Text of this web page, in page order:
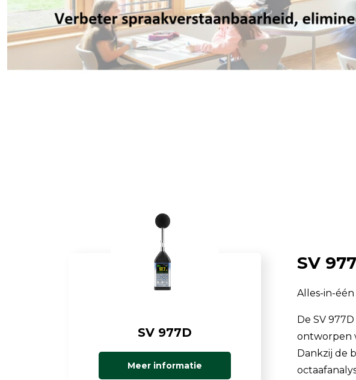
Field Probes
Persoonlijke EMV-meters
Toebehoren
Toebehoren
TSI
SV 977D
Meer informatie
SV
Alles-in-
De SV
ontworpen
Dankzij de